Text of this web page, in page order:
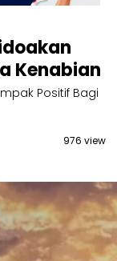
Kenabian
Positif Bagi
976 view